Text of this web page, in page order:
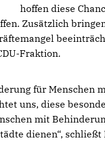
hoffen diese
Zusätzlich
Fraktion.
für Menschen
uns, diese
mit
dienen“, schließt